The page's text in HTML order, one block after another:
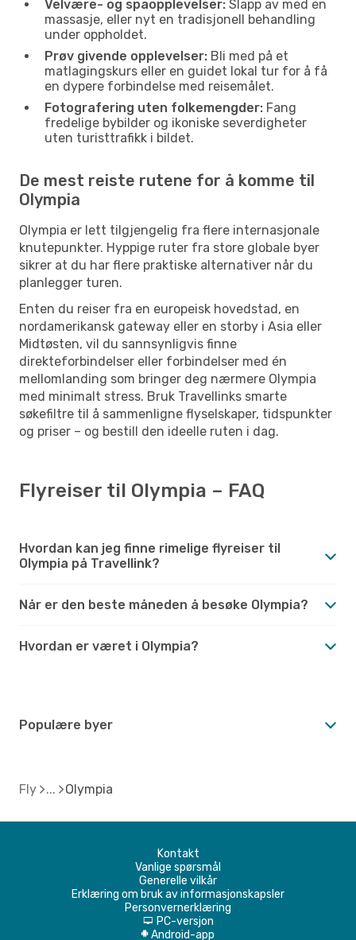
Velvære- og spaopplevelser: Slapp av med en
massasje, eller nyt en tradisjonell behandling
under oppholdet.
Prøv givende opplevelser: Bli med på et
matlagingskurs eller en guidet lokal tur for å få
en dypere forbindelse med reisemålet.
Fotografering uten folkemengder: Fang
fredelige bybilder og ikoniske severdigheter
uten turisttrafikk i bildet.
De mest reiste rutene for å komme til
Olympia
Olympia er lett tilgjengelig fra flere internasjonale
knutepunkter. Hyppige ruter fra store globale byer
sikrer at du har flere praktiske alternativer når du
planlegger turen.
Enten du reiser fra en europeisk hovedstad, en
nordamerikansk gateway eller en storby i Asia eller
Midtøsten, vil du sannsynligvis finne
direkteforbindelser eller forbindelser med én
mellomlanding som bringer deg nærmere Olympia
med minimalt stress. Bruk Travellinks smarte
søkefiltre til å sammenligne flyselskaper, tidspunkter
og priser – og bestill den ideelle ruten i dag.
Flyreiser til Olympia – FAQ
Hvordan kan jeg finne rimelige flyreiser til
Olympia på Travellink?
Når er den beste måneden å besøke Olympia?
Hvordan er været i Olympia?
Populære byer
Fly Olympia
Kontakt
Vanlige spørsmål
Generelle vilkår
Erklæring om bruk av informasjonskapsler
Personvernerklæring
d PC-versjon
A Android-app